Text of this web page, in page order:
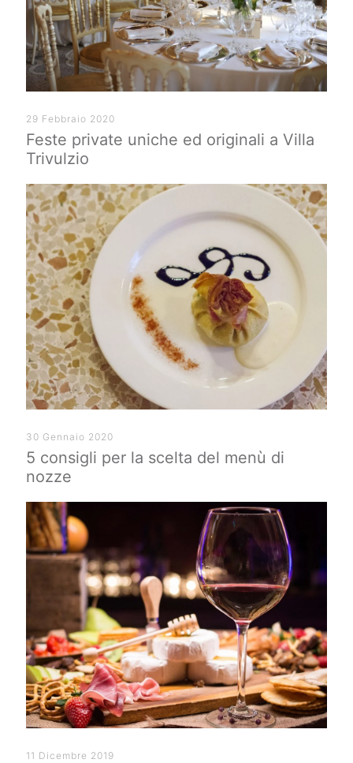
29 Febbraio 2020
Feste private uniche ed originali a Villa
Trivulzio
30 Gennaio 2020
5 consigli per la scelta del menù di
nozze
11 Dicembre 2019